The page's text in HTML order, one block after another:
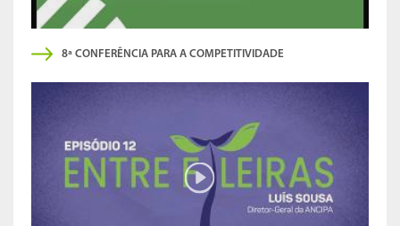
8ª CONFERÊNCIA PARA A COMPETITIVIDADE